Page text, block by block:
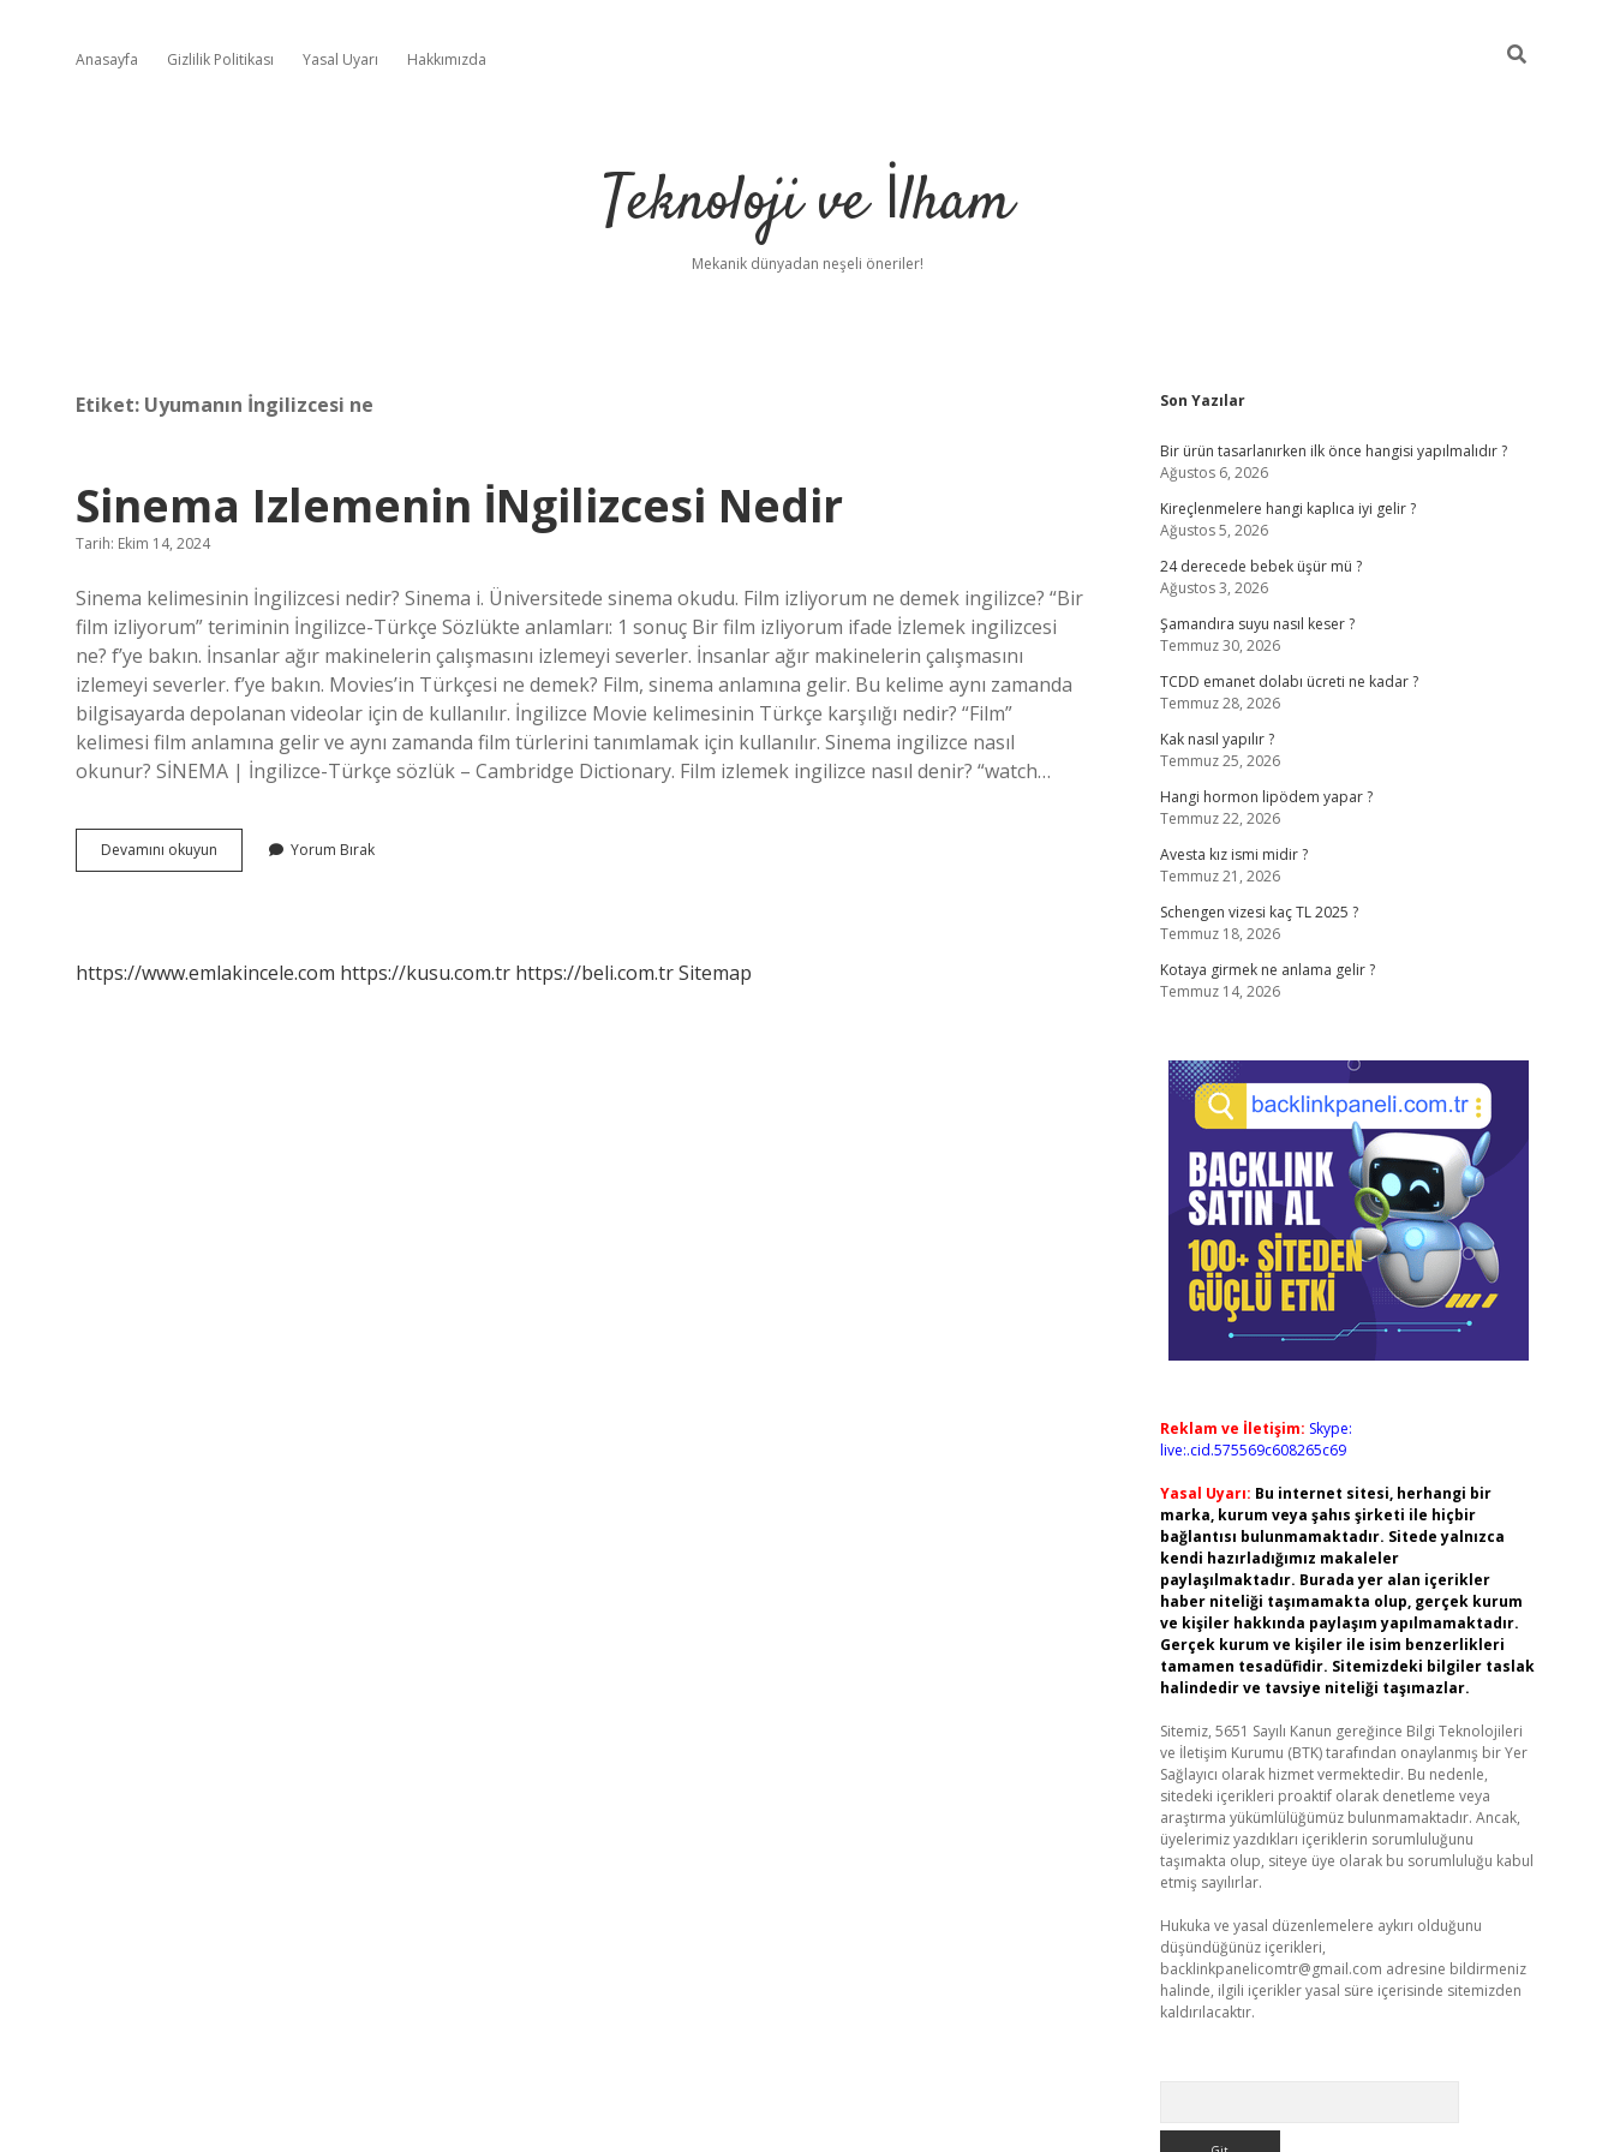
Anasayfa Gizlilik Politikası Yasal Uyarı Hakkımızda
Teknoloji ve İlham
Mekanik dünyadan neşeli öneriler!
Etiket: Uyumanın İngilizcesi ne
Sinema Izlemenin İNgilizcesi Nedir
Tarih: Ekim 14, 2024
Sinema kelimesinin İngilizcesi nedir? Sinema i. Üniversitede sinema okudu. Film izliyorum ne demek ingilizce? “Bir
film izliyorum” teriminin İngilizce-Türkçe Sözlükte anlamları: 1 sonuç Bir film izliyorum ifade İzlemek ingilizcesi
ne? f’ye bakın. İnsanlar ağır makinelerin çalışmasını izlemeyi severler. İnsanlar ağır makinelerin çalışmasını
izlemeyi severler. f’ye bakın. Movies’in Türkçesi ne demek? Film, sinema anlamına gelir. Bu kelime aynı zamanda
bilgisayarda depolanan videolar için de kullanılır. İngilizce Movie kelimesinin Türkçe karşılığı nedir? “Film”
kelimesi film anlamına gelir ve aynı zamanda film türlerini tanımlamak için kullanılır. Sinema ingilizce nasıl
okunur? SİNEMA | İngilizce-Türkçe sözlük – Cambridge Dictionary. Film izlemek ingilizce nasıl denir? “watch…
Devamını okuyun
Izlemenin
Yorum Bırak
https://www.emlakincele.com https://kusu.com.tr https://beli.com.trSitemap
Sidebar
Son Yazılar
Bir ürün tasarlanırken ilk önce hangisi yapılmalıdır ?
Ağustos 6, 2026
Kireçlenmelere hangi kaplıca iyi gelir ?
Ağustos 5, 2026
24 derecede bebek üşür mü ?
Ağustos 3, 2026
Şamandıra suyu nasıl keser ?
Temmuz 30, 2026
TCDD emanet dolabı ücreti ne kadar ?
Temmuz 28, 2026
Kak nasıl yapılır ?
Temmuz 25, 2026
Hangi hormon lipödem yapar ?
Temmuz 22, 2026
Avesta kız ismi midir ?
Temmuz 21, 2026
Schengen vizesi kaç TL 2025 ?
Temmuz 18, 2026
Kotaya girmek ne anlama gelir ?
Temmuz 14, 2026
Reklam ve İletişim: Skype:
live:.cid.575569c608265c69
Yasal Uyarı: Bu internet sitesi, herhangi bir
marka, kurum veya şahıs şirketi ile hiçbir
bağlantısı bulunmamaktadır. Sitede yalnızca
kendi hazırladığımız makaleler
paylaşılmaktadır. Burada yer alan içerikler
haber niteliği taşımamakta olup, gerçek kurum
ve kişiler hakkında paylaşım yapılmamaktadır.
Gerçek kurum ve kişiler ile isim benzerlikleri
tamamen tesadüfidir. Sitemizdeki bilgiler taslak
halindedir ve tavsiye niteliği taşımazlar.
Sitemiz, 5651 Sayılı Kanun gereğince Bilgi Teknolojileri
ve İletişim Kurumu (BTK) tarafından onaylanmış bir Yer
Sağlayıcı olarak hizmet vermektedir. Bu nedenle,
sitedeki içerikleri proaktif olarak denetleme veya
araştırma yükümlülüğümüz bulunmamaktadır. Ancak,
üyelerimiz yazdıkları içeriklerin sorumluluğunu
taşımakta olup, siteye üye olarak bu sorumluluğu kabul
etmiş sayılırlar.
Hukuka ve yasal düzenlemelere aykırı olduğunu
düşündüğünüz içerikleri,
backlinkpanelicomtr@gmail.com adresine bildirmeniz
halinde, ilgili içerikler yasal süre içerisinde sitemizden
kaldırılacaktır.